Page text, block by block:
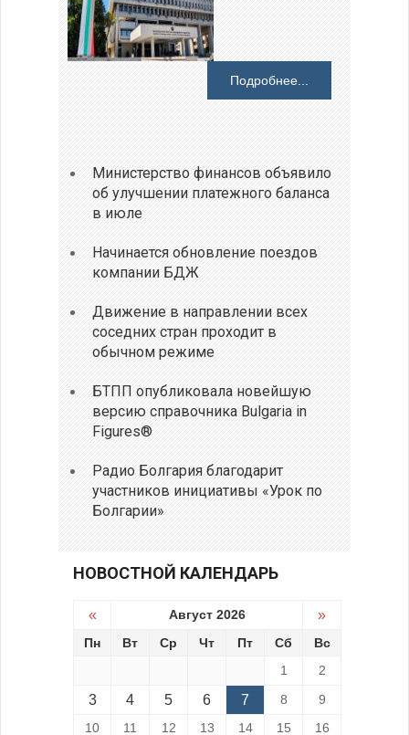
Подробнее...
Министерство финансов объявило
об улучшении платежного баланса
в июле
Начинается обновление поездов
компании БДЖ
Движение в направлении всех
соседних стран проходит в
обычном режиме
БТПП опубликовала новейшую
версию справочника Bulgaria in
Figures®
Радио Болгария благодарит
участников инициативы «Урок по
Болгарии»
НОВОСТНОЙ КАЛЕНДАРЬ
« Август 2026 »
Пн Вт Ср Чт Пт Сб
Вс
1
2
3 4 5 6 7 8
9
10
11 12 13 14 15 16